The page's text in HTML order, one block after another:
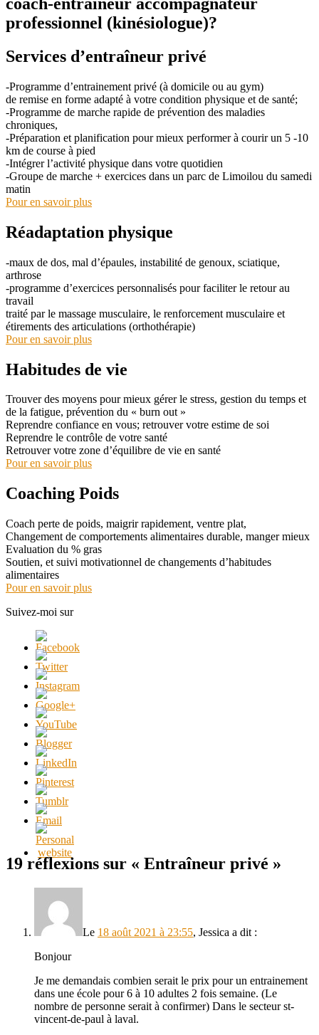
professionnel (kinésiologue)?
Services d’entraîneur privé
-Programme d’entrainement privé (à domicile ou au gym)
de remise en forme adapté à votre condition physique et de santé;
-Programme de marche rapide de prévention des maladies
chroniques,
-Préparation et planification pour mieux performer à courir un 5 -10
km de course à pied
-Intégrer l’activité physique dans votre quotidien
-Groupe de marche + exercices dans un parc de Limoilou du samedi
matin
Pour en savoir plus
Réadaptation physique
-maux de dos, mal d’épaules, instabilité de genoux, sciatique,
arthrose
-programme d’exercices personnalisés pour faciliter le retour au
travail
traité par le massage musculaire, le renforcement musculaire et
étirements des articulations (orthothérapie)
Pour en savoir plus
Habitudes de vie
Trouver des moyens pour mieux gérer le stress, gestion du temps et
de la fatigue, prévention du « burn out »
Reprendre confiance en vous; retrouver votre estime de soi
Reprendre le contrôle de votre santé
Retrouver votre zone d’équilibre de vie en santé
Pour en savoir plus
Coaching Poids
Coach perte de poids, maigrir rapidement, ventre plat,
Changement de comportements alimentaires durable, manger mieux
Evaluation du % gras
Soutien, et suivi motivationnel de changements d’habitudes
alimentaires
Pour en savoir plus
Suivez-moi sur
19 réflexions sur « Entraîneur privé »
Le 18 août 2021 à 23:55, Jessica a dit :
Bonjour
Je me demandais combien serait le prix pour un entrainement
dans une école pour 6 à 10 adultes 2 fois semaine. (Le
nombre de personne serait à confirmer) Dans le secteur st-
vincent-de-paul à laval.